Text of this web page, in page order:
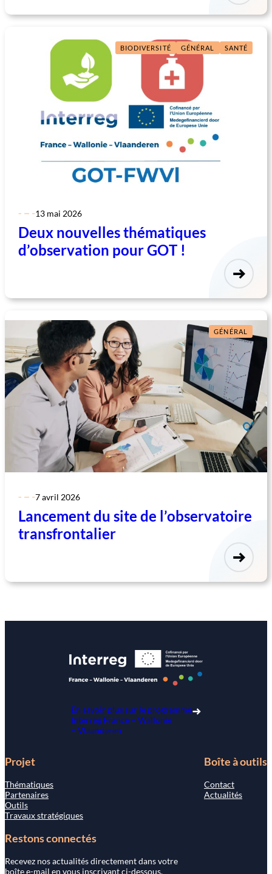
BIODIVERSITÉ GÉNÉRAL SANTÉ
13 mai 2026
Deux nouvelles thématiques
d’observation pour GOT !
GÉNÉRAL
7 avril 2026
Lancement du site de l’observatoire
transfrontalier
En savoir plus sur le programme
Interreg France – Wallonie
– Vlaanderen
Projet
Thématiques
Partenaires
Outils
Travaux stratégiques
Boîte à outils
Contact
Actualités
Restons connectés
Recevez nos actualités directement dans votre
boîte e-mail en vous inscrivant ci-dessous.